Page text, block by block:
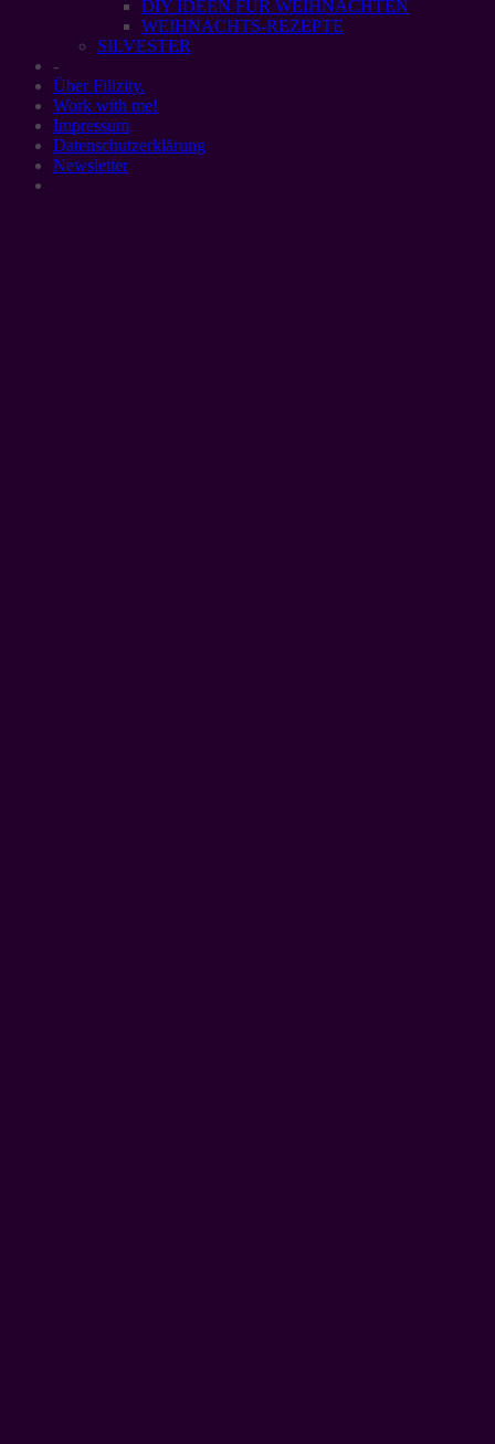
DIY IDEEN FÜR WEIHNACHTEN
WEIHNACHTS-REZEPTE
SILVESTER
-
Über Filizity.
Work with me!
Impressum
Datenschutzerklärung
Newsletter